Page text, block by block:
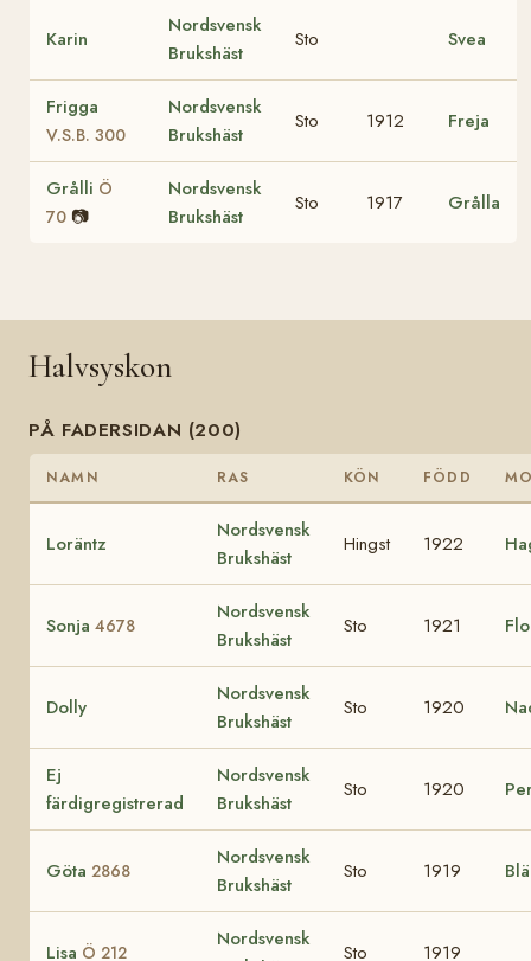
Karin
Nordsvensk
Brukshäst
Sto Svea
Frigga
V.S.B. 300
Nordsvensk
Brukshäst
Sto 1912 Freja
Grålli Ö
70 📷
Nordsvensk
Brukshäst
Sto 1917 Grålla
Halvsyskon
PÅ FADERSIDAN (200)
NAMN RAS KÖN FÖDD
Loräntz
Nordsvensk
Brukshäst
Hingst 1922
Sonja 4678
Nordsvensk
Brukshäst
Sto 1921
Dolly
Nordsvensk
Brukshäst
Sto 1920
Ej
färdigregistrerad
Nordsvensk
Brukshäst
Sto 1920
Göta 2868
Nordsvensk
Brukshäst
Sto 1919
Lisa Ö 212
Nordsvensk
Sto 1919